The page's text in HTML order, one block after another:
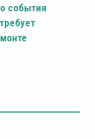
события